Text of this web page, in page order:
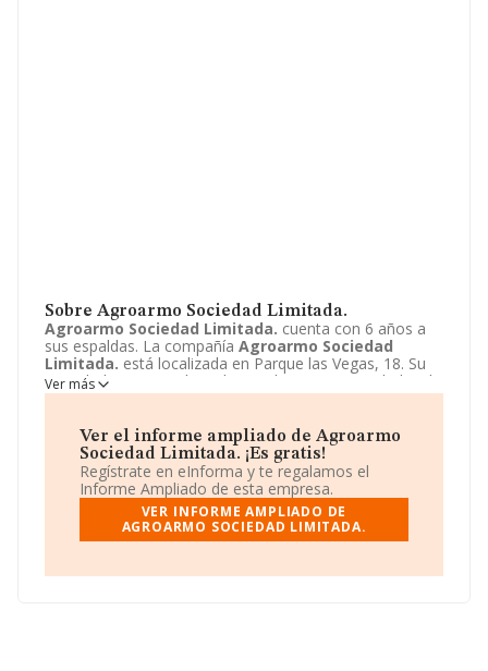
Sobre Agroarmo Sociedad Limitada.
Agroarmo Sociedad Limitada. cuenta con 6 años a
sus espaldas. La compañía Agroarmo Sociedad
Limitada. está localizada en Parque las Vegas, 18. Su
actividad CNAE se ubica dentro de 0161 - Actividades de
apoyo a la agricultura.Agroarmo Sociedad Limitada.
Ver más
Ver el informe ampliado de Agroarmo
Sociedad Limitada. ¡Es gratis!
Regístrate en eInforma y te regalamos el
Informe Ampliado de esta empresa.
VER INFORME AMPLIADO DE
AGROARMO SOCIEDAD LIMITADA.